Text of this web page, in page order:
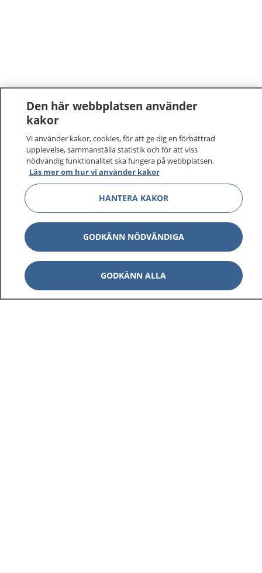
Den här webbplatsen använder
kakor
Vi använder kakor, cookies, för att ge dig en förbättrad
upplevelse, sammanställa statistik och för att viss
nödvändig funktionalitet ska fungera på webbplatsen.
Läs mer om hur vi använder kakor
HANTERA KAKOR
GODKÄNN NÖDVÄNDIGA
GODKÄNN ALLA